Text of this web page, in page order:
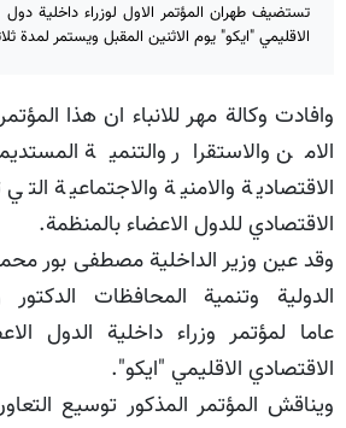
تستضيف طهران المؤتمر الاول لوزراء داخلية دول
الاقليمي "ايكو" يوم الاثنين المقبل ويستمر لمدة
وافادت وكالة مهر للانباء ان هذا
الامن والاستقرار والتنمية
الاقتصادية والامنية والاجتماعية
الاقتصادي للدول الاعضاء بالمنظمة.
وقد عين وزير الداخلية مصطفى بور
الدولية وتنمية المحافظات
عاما لمؤتمر وزراء داخلية الدول
الاقتصادي الاقليمي "ايكو".
ويناقش المؤتمر المذكور توسيع